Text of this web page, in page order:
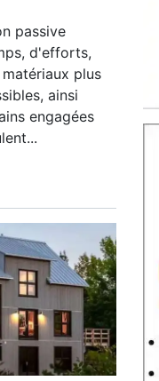
passive
d'efforts,
plus
ainsi
engagées